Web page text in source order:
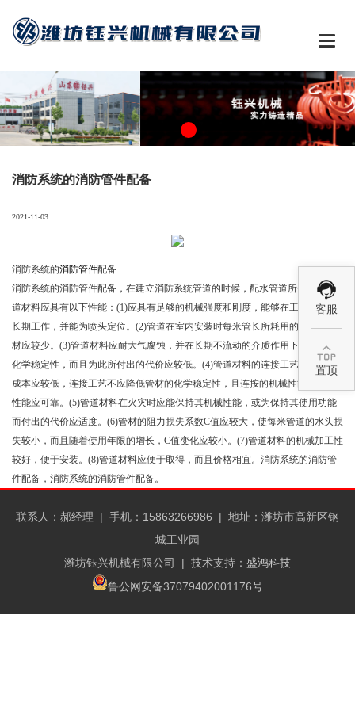

客服

置顶
消防系统的消防管件配备
2021-11-03
消防系统的消防管件配备
消防系统的消防管件配备，在建立消防系统管道的时候，配水管道所使用的管
道材料应具有以下性能：(1)应具有足够的机械强度和刚度，能够在工作压力下
长期工作，并能为喷头定位。(2)管道在室内安装时每米管长所耗用的支吊架钢
材应较少。(3)管道材料应耐大气腐蚀，并在长期不流动的介质作用下应保持其
化学稳定性，而且为此所付出的代价应较低。(4)管道材料的连接工艺应简单，
成本应较低，连接工艺不应降低管材的化学稳定性，且连按的机械性能和密封
性能应可靠。(5)管道材料在火灾时应能保持其机械性能，或为保持其使用功能
而付出的代价应适度。(6)管材的阻力损失系数C值应较大，使每米管道的水头损
失较小，而且随着使用年限的增长，C值变化应较小。(7)管道材料的机械加工性
较好，便于安装。(8)管道材料应便于取得，而且价格相宜。消防系统的消防管
件配备，消防系统的消防管件配备。
联系人：郝经理 | 手机：15863266986 | 地址：潍坊市高新区钢
城工业园
潍坊钰兴机械有限公司
| 技术支持： 盛鸿科技
鲁公网安备37079402001176号